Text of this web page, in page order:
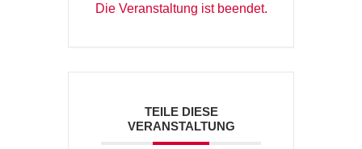
Die Veranstaltung ist beendet.
TEILE DIESE
VERANSTALTUNG